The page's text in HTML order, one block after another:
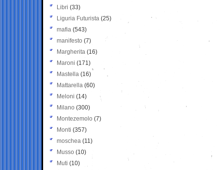
Libri (33)
Liguria Futurista (25)
mafia (543)
manifesto (7)
Margherita (16)
Maroni (171)
Mastella (16)
Mattarella (60)
Meloni (14)
Milano (300)
Montezemolo (7)
Monti (357)
moschea (11)
Musso (10)
Muti (10)